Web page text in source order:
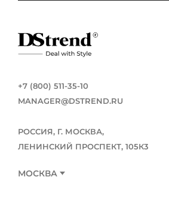
+7 (800) 511-35-10
MANAGER@DSTREND.RU
РОССИЯ, Г. МОСКВА,
ЛЕНИНСКИЙ ПРОСПЕКТ, 105К3
МОСКВА